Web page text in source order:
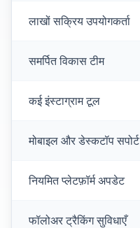
लाखों सक्रिय उपयोगकर्ता
समर्पित विकास टीम
कई इंस्टाग्राम टूल
मोबाइल और डेस्कटॉप सपोर्ट
नियमित प्लेटफ़ॉर्म अपडेट
फॉलोअर ट्रैकिंग सुविधाएँ